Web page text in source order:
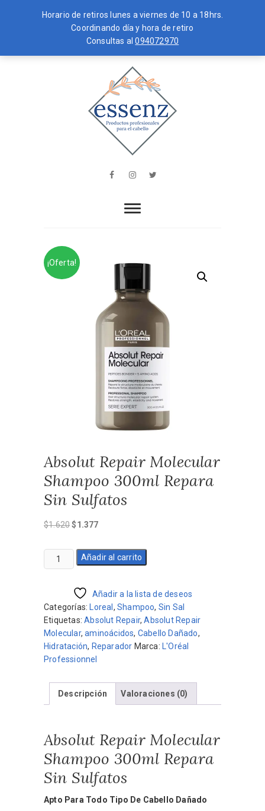
Horario de retiros lunes a viernes de 10 a 18hrs.
Coordinando día y hora de retiro
Consultas al094072970
to
essenz
EL CABELLO
FacebookInstagram
¡Oferta!
Absolut Repair Molecular
Shampoo 300ml Repara
Sin Sulfatos
$1.620El
original
era:
$1.377El
actual
es:
Absolut
Repair
Shampoo
300ml
Repara
Sin
Sulfatos
cantidad
Añadir al carrito
Añadir a la lista de deseos
Categorías:
Loreal ,Shampoo, Sin Sal
Etiquetas:Absolut Repair,Absolut Repair
Molecular,aminoácidos, Cabello Dañado,
Hidratación, Reparador Marca:
L'Oréal
Professionnel
Descripción Valoraciones (0)
Absolut Repair Molecular
Shampoo 300ml Repara
Sin Sulfatos
Apto Para Todo Tipo De Cabello Dañado